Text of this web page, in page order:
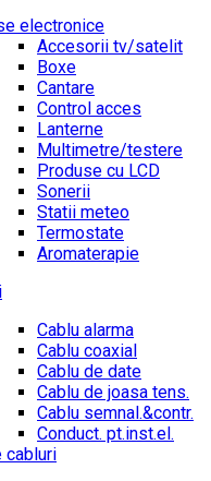
electronice
Accesorii tv/satelit
Boxe
Cantare
Control acces
Lanterne
Multimetre/testere
Produse cu LCD
Sonerii
Statii meteo
Termostate
Aromaterapie
Cablu alarma
Cablu coaxial
Cablu de date
Cablu de joasa tens.
Cablu semnal.&contr.
Conduct. pt.inst.el.
cabluri